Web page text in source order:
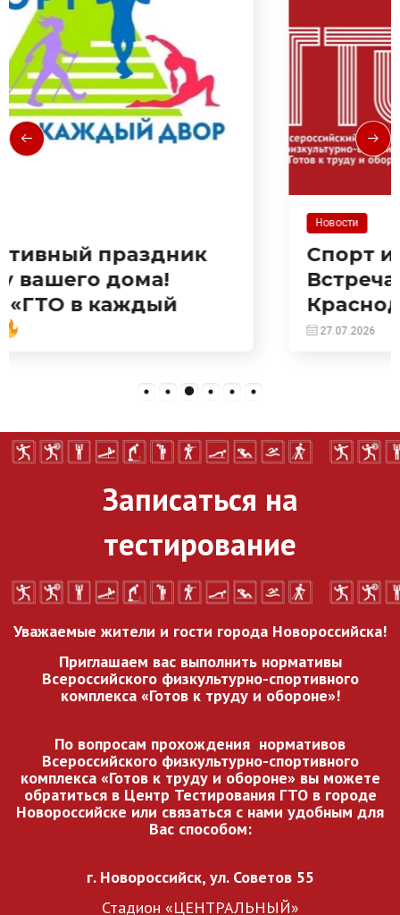
Спорт идет в твой двор!
Встречаемся на
Краснодарской!
Записаться на
тестирование
Уважаемые жители и гости города Новороссийска!
Приглашаем вас выполнить нормативы
Всероссийского физкультурно-спортивного
комплекса «Готов к труду и обороне»!
По вопросам прохождения нормативов
Всероссийского физкультурно-спортивного
комплекса «Готов к труду и обороне» вы можете
обратиться в Центр Тестирования ГТО в городе
Новороссийске или связаться с нами удобным для
Вас способом:
г. Новороссийск, ул. Советов 55
Стадион «ЦЕНТРАЛЬНЫЙ»